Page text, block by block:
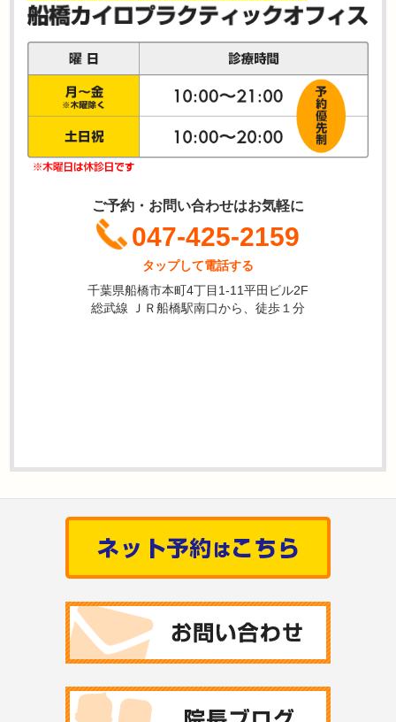
ご予約・お問い合わせはお気軽に
047-425-2159
タップして電話する
千葉県船橋市本町4丁目1-11平田ビル2F
総武線 ＪＲ船橋駅南口から、徒歩１分